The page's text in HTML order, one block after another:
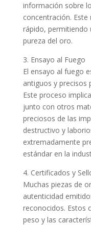
información sobre
concentración.
rápido, permitiendo
pureza del oro.
3. Ensayo al Fuego
El ensayo al fuego
antiguos y precisos
Este proceso
junto con otros
preciosos de las
destructivo y
extremadamente
estándar en la
4. Certificados y
Muchas piezas de
autenticidad
reconocidos. Estos
peso y las